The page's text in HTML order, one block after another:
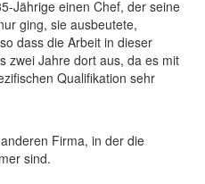
Jährige einen Chef, der seine
ging, sie ausbeutete,
dass die Arbeit in dieser
zwei Jahre dort aus, da es mit
Qualifikation sehr
Firma, in der die
sind.